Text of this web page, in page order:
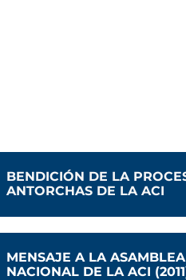
BENDICIÓN DE LA
ANTORCHAS DE LA ACI
MENSAJE A LA ASAMBLEA
NACIONAL DE LA ACI